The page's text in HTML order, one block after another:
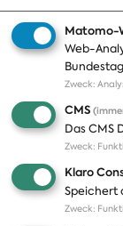
Themen
Positionen
Publikationen
Matomo-
Web-
Zweck:
CMS
Das CMS
Zweck:
Klaro
Speichert
Zweck: